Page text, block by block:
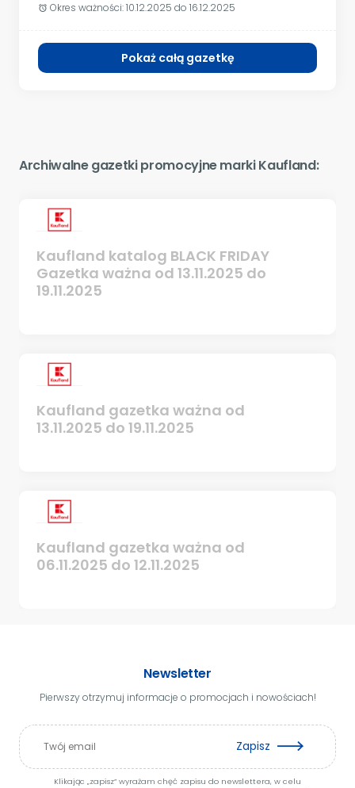
alarm Okres ważności:10.12.2025 do 16.12.2025
Pokaż całą gazetkę
Archiwalne gazetki promocyjne marki Kaufland:
Kaufland katalog BLACK FRIDAY
Gazetka ważna od 13.11.2025 do
19.11.2025
Kaufland gazetka ważna od
13.11.2025 do 19.11.2025
Kaufland gazetka ważna od
06.11.2025 do 12.11.2025
Newsletter
Pierwszy otrzymuj informacje o promocjach i nowościach!
Zapisz
Klikając „zapisz” wyrażam chęć zapisu do newslettera, w celu